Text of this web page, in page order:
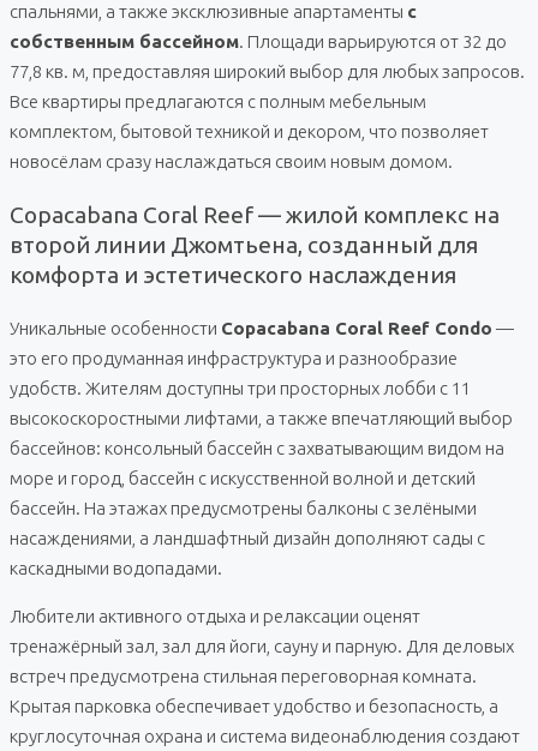
спальнями, а также эксклюзивные апартаменты с
собственным бассейном. Площади варьируются от 32 до
77,8 кв. м, предоставляя широкий выбор для любых запросов.
Все квартиры предлагаются с полным мебельным
комплектом, бытовой техникой и декором, что позволяет
новосёлам сразу наслаждаться своим новым домом.
Copacabana Coral Reef — жилой комплекс на
второй линии Джомтьена, созданный для
комфорта и эстетического наслаждения
Уникальные особенности Copacabana Coral Reef Condo —
это его продуманная инфраструктура и разнообразие
удобств. Жителям доступны три просторных лобби с 11
высокоскоростными лифтами, а также впечатляющий выбор
бассейнов: консольный бассейн с захватывающим видом на
море и город, бассейн с искусственной волной и детский
бассейн. На этажах предусмотрены балконы с зелёными
насаждениями, а ландшафтный дизайн дополняют сады с
каскадными водопадами.
Любители активного отдыха и релаксации оценят
тренажёрный зал, зал для йоги, сауну и парную. Для деловых
встреч предусмотрена стильная переговорная комната.
Крытая парковка обеспечивает удобство и безопасность, а
круглосуточная охрана и система видеонаблюдения создают